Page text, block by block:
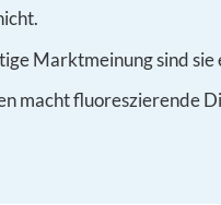
Marktmeinung sind
macht fluoreszierende